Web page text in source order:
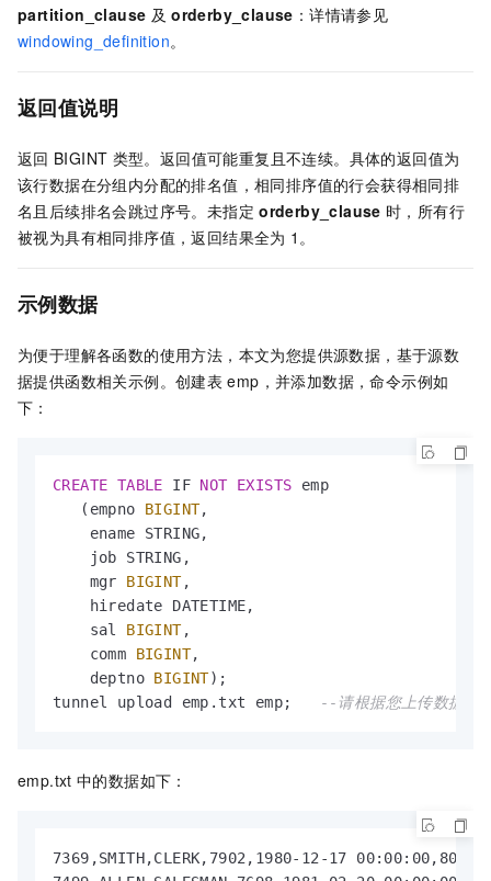
partition_clause 及 orderby_clause ：详情请参见
windowing_definition。
返回值说明
返回 BIGINT 类型。返回值可能重复且不连续。具体的返回值为
该行数据在分组内分配的排名值，相同排序值的行会获得相同排
名且后续排名会跳过序号。未指定 orderby_clause 时，所有行
被视为具有相同排序值，返回结果全为 1。
示例数据
为便于理解各函数的使用方法，本文为您提供源数据，基于源数
据提供函数相关示例。创建表 emp，并添加数据，命令示例如
下：
CREATE TABLE IF NOT EXISTS emp
   (empno
BIGINT,
    ename STRING,
    job STRING,
    mgr
BIGINT,
    hiredate DATETIME,
    sal
BIGINT,
    comm
BIGINT,
    deptno
BIGINT);
tunnel upload emp.txt emp;
--请根据您上传数据
emp.txt 中的数据如下：
7369,SMITH,CLERK,7902,1980-12-17